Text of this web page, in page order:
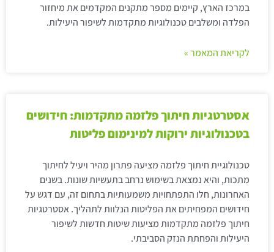
במרכז הארץ, קיימים מספר מתקנים המקדמים את מיחזור
הפלדה ומשלבים טכנולוגיות מתקדמות לשיפור היעילות.
לקריאת המאמר »
אסטרטגיות חיתוך פלזמה מתקדמות: חידושים
בטכנולוגיות ירוקות למינימום פליטות
טכנולוגיית חיתוך פלזמה מציעה פתרון מהיר ויעיל לחיתוך
מתכות, והיא נמצאת בשימוש נרחב בתעשיות שונות. בשנים
האחרונות, חלו התפתחויות משמעותיות בתחום זה, עם דגש על
חידושים המפחיתים את הפליטות הנלוות לתהליך. אסטרטגיות
חיתוך פלזמה מתקדמות מציעות שיטות חדשות לשיפור
היעילות והפחתת הנזק הסביבתי.